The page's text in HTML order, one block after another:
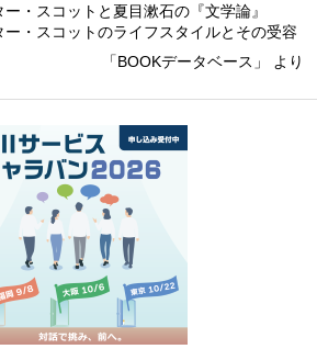
・スコットと夏目漱石の『文学論』
・スコットのライフスタイルとその受容
「BOOKデータベース」 より